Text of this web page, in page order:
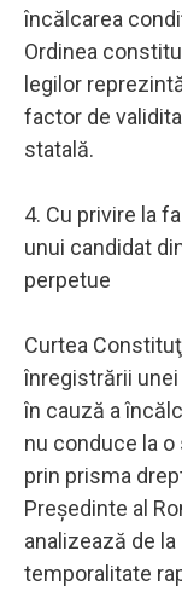
încălcarea
Ordinea
legilor
factor de
statală.
4. Cu privire la
unui candidat
perpetue
Curtea
înregistrării
în cauză a
nu conduce la
prin prisma
Preşedinte al
analizează de
temporalitate